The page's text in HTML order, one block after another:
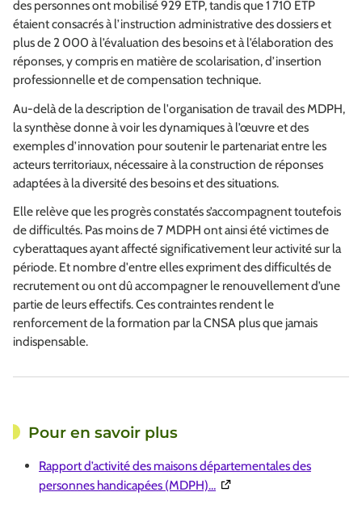
des personnes ont mobilisé 929 ETP, tandis que 1 710 ETP
étaient consacrés à l’instruction administrative des dossiers et
plus de 2 000 à l’évaluation des besoins et à l’élaboration des
réponses, y compris en matière de scolarisation, d’insertion
professionnelle et de compensation technique.
Au-delà de la description de l'organisation de travail des MDPH,
la synthèse donne à voir les dynamiques à l’œuvre et des
exemples d’innovation pour soutenir le partenariat entre les
acteurs territoriaux, nécessaire à la construction de réponses
adaptées à la diversité des besoins et des situations.
Elle relève que les progrès constatés s’accompagnent toutefois
de difficultés. Pas moins de 7 MDPH ont ainsi été victimes de
cyberattaques ayant affecté significativement leur activité sur la
période. Et nombre d'entre elles expriment des difficultés de
recrutement ou ont dû accompagner le renouvellement d’une
partie de leurs effectifs. Ces contraintes rendent le
renforcement de la formation par la CNSA plus que jamais
indispensable.
Pour en savoir plus
Rapport d’activité des maisons départementales des
personnes handicapées (MDPH)…(Ouverture dans une